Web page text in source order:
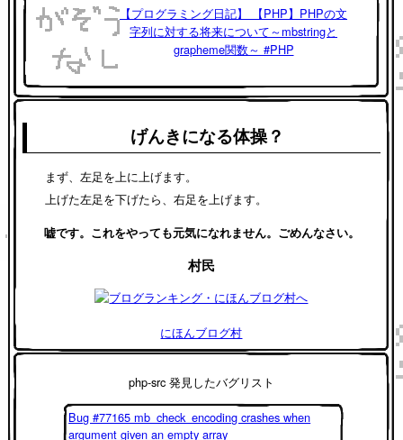
【プログラミング日記】 【PHP】PHPの文
字列に対する将来について～mbstringと
grapheme関数～ #PHP
げんきになる体操？
まず、左足を上に上げます。
上げた左足を下げたら、右足を上げます。
嘘です。これをやっても元気になれません。ごめんなさい。
村民
にほんブログ村
php-src 発見したバグリスト
Bug #77165 mb_check_encoding crashes when
argument given an empty array